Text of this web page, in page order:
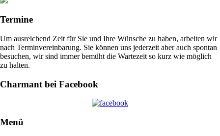
Termine
Um ausreichend Zeit für Sie und Ihre Wünsche zu haben, arbeiten wir
nach Terminvereinbarung. Sie können uns jederzeit aber auch spontan
besuchen, wir sind immer bemüht die Wartezeit so kurz wie möglich
zu halten.
Charmant bei Facebook
Menü